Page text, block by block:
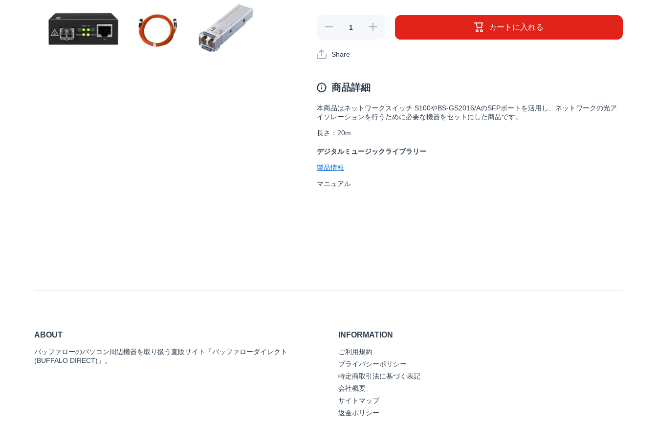
OP-
OP-
S100/200
カートに入れる
Share
商品詳細
本商品はネットワークスイッチ S100やBS-GS2016/AのSFPポートを活用し、ネットワークの光ア
イソレーションを行うために必要な機器をセットにした商品です。
長さ：20m
デジタルミュージックライブラリー
製品情報
マニュアル
ABOUT
バッファローのパソコン周辺機器を取り扱う直販サイト「バッファローダイレクト
(BUFFALO DIRECT)」。
INFORMATION
ご利用規約
プライバシーポリシー
特定商取引法に基づく表記
会社概要
サイトマップ
返金ポリシー